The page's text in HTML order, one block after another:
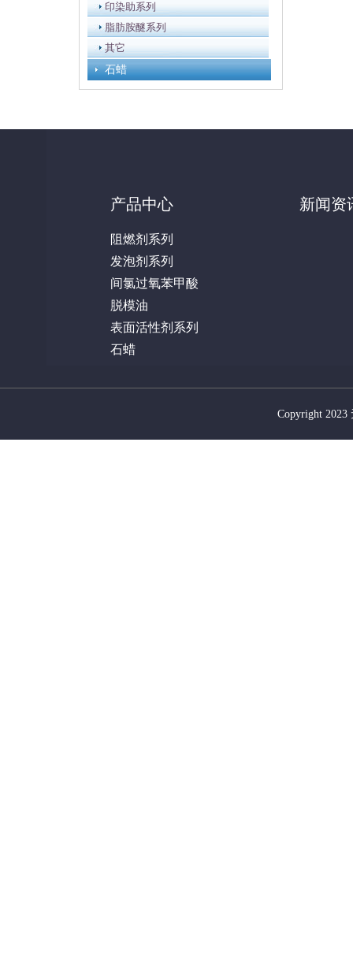
印染助系列
脂肪胺醚系列
其它
石蜡
产品中心
阻燃剂系列
发泡剂系列
间氯过氧苯甲酸
脱模油
表面活性剂系列
石蜡
新闻资
Copyright